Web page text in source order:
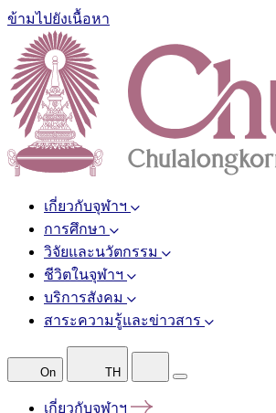
ข้ามไปยังเนื้อหา
เกี่ยวกับจุฬาฯ
การศึกษา
วิจัยและนวัตกรรม
ชีวิตในจุฬาฯ
บริการสังคม
สาระความรู้และข่าวสาร
On TH
เกี่ยวกับจุฬาฯ